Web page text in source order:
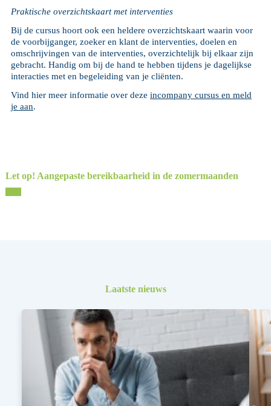
Praktische overzichtskaart met interventies
Bij de cursus hoort ook een heldere overzichtskaart waarin voor
de voorbijganger, zoeker en klant de interventies, doelen en
omschrijvingen van de interventies, overzichtelijk bij elkaar zijn
gebracht. Handig om bij de hand te hebben tijdens je dagelijkse
interacties met en begeleiding van je cliënten.
Vind hier meer informatie over deze incompany cursus en meld
je aan.
Let op! Aangepaste bereikbaarheid in de zomermaanden
Laatste nieuws